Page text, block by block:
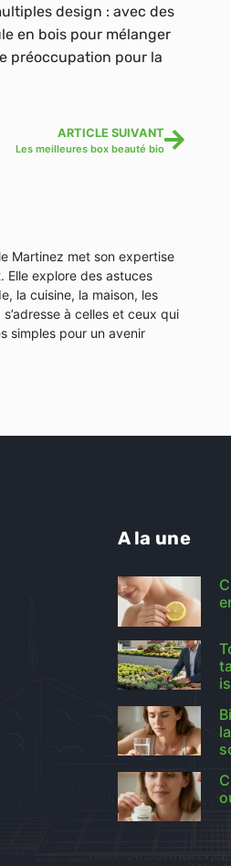
design : avec des
en bois pour mélanger
préoccupation pour la
ARTICLE SUIVANT
Les meilleures box beauté bio
Martinez met son expertise
Elle explore des astuces
la cuisine, la maison, les
à celles et ceux qui
simples pour un avenir
A la une